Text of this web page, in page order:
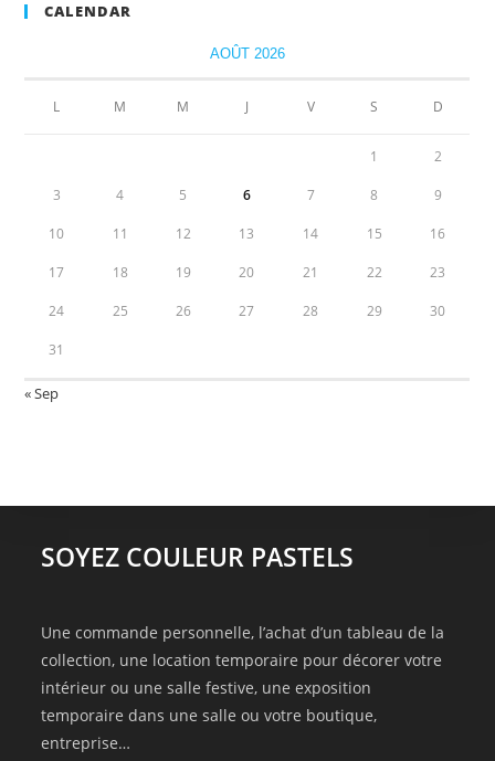
CALENDAR
AOÛT 2026
L M M J V S D
1 2
3 4 5 6 7 8 9
10 11 12 13 14 15 16
17 18 19 20 21 22 23
24 25 26 27 28 29 30
31
« Sep
SOYEZ COULEUR PASTELS
Une commande personnelle, l’achat d’un tableau de la
collection, une location temporaire pour décorer votre
intérieur ou une salle festive, une exposition
temporaire dans une salle ou votre boutique,
entreprise…